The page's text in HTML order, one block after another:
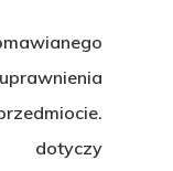
dotyczy